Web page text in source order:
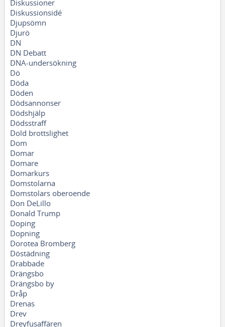
Diskussioner
Diskussionsidé
Djupsömn
Djurö
DN
DN Debatt
DNA-undersökning
Dö
Döda
Döden
Dödsannonser
Dödshjälp
Dödsstraff
Dold brottslighet
Dom
Domar
Domare
Domarkurs
Domstolarna
Domstolars oberoende
Don DeLillo
Donald Trump
Doping
Dopning
Dorotea Bromberg
Döstädning
Drabbade
Drängsbo
Drängsbo by
Dråp
Drenas
Drev
Dreyfusaffären